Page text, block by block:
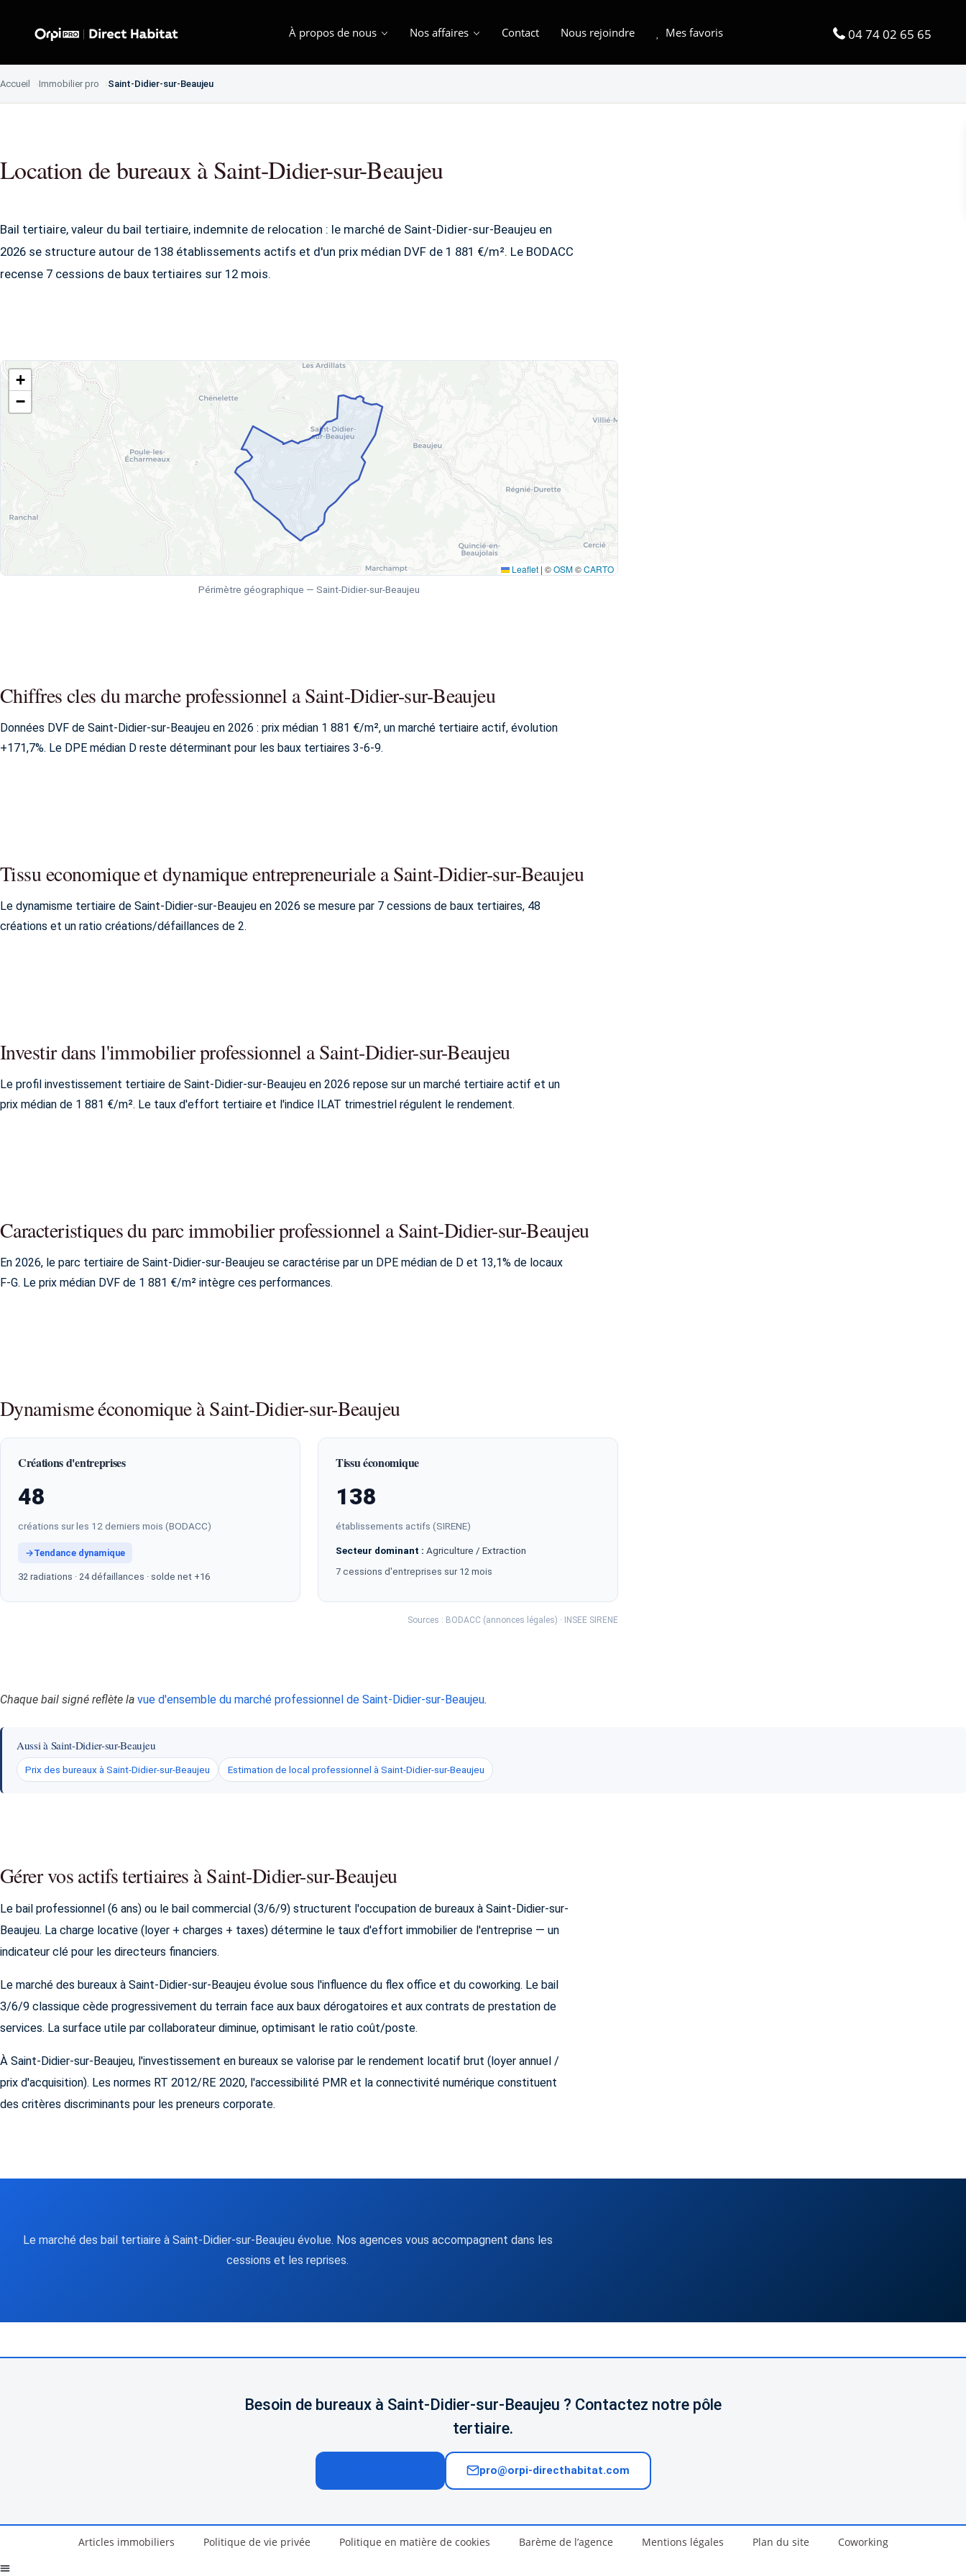
À propos de nous Nos affaires Contact Nous rejoindre Mes favoris 04 74 02 65 65
Accueil Immobilier pro Saint-Didier-sur-Beaujeu
Location de bureaux à Saint-Didier-sur-Beaujeu
Bail tertiaire, valeur du bail tertiaire, indemnite de relocation : le marché de Saint-Didier-sur-Beaujeu en
2026 se structure autour de 138 établissements actifs et d'un prix médian DVF de 1 881 €/m². Le BODACC
recense 7 cessions de baux tertiaires sur 12 mois.
+
−
Leaflet | ©OSM©CARTO
Périmètre géographique — Saint-Didier-sur-Beaujeu
Chiffres cles du marche professionnel a Saint-Didier-sur-Beaujeu
Données DVF de Saint-Didier-sur-Beaujeu en 2026 : prix médian 1 881 €/m², un marché tertiaire actif, évolution
+171,7%. Le DPE médian D reste déterminant pour les baux tertiaires 3-6-9.
Tissu economique et dynamique entrepreneuriale a Saint-Didier-sur-Beaujeu
Le dynamisme tertiaire de Saint-Didier-sur-Beaujeu en 2026 se mesure par 7 cessions de baux tertiaires, 48
créations et un ratio créations/défaillances de 2.
Investir dans l'immobilier professionnel a Saint-Didier-sur-Beaujeu
Le profil investissement tertiaire de Saint-Didier-sur-Beaujeu en 2026 repose sur un marché tertiaire actif et un
prix médian de 1 881 €/m². Le taux d'effort tertiaire et l'indice ILAT trimestriel régulent le rendement.
Caracteristiques du parc immobilier professionnel a Saint-Didier-sur-Beaujeu
En 2026, le parc tertiaire de Saint-Didier-sur-Beaujeu se caractérise par un DPE médian de D et 13,1% de locaux
F-G. Le prix médian DVF de 1 881 €/m² intègre ces performances.
Dynamisme économique à Saint-Didier-sur-Beaujeu
Créations d'entreprises
48
créations sur les 12 derniers mois (BODACC)
→Tendance dynamique
32 radiations · 24 défaillances · solde net +16
Tissu économique
138
établissements actifs (SIRENE)
Secteur dominant : Agriculture / Extraction
7 cessions d'entreprises sur 12 mois
Sources : BODACC (annonces légales) · INSEE SIRENE
Chaque bail signé reflète la vue d'ensemble du marché professionnel de Saint-Didier-sur-Beaujeu.
Aussi à Saint-Didier-sur-Beaujeu
Prix des bureaux à Saint-Didier-sur-Beaujeu Estimation de local professionnel à Saint-Didier-sur-Beaujeu
Gérer vos actifs tertiaires à Saint-Didier-sur-Beaujeu
Le bail professionnel (6 ans) ou le bail commercial (3/6/9) structurent l'occupation de bureaux à Saint-Didier-sur-
Beaujeu. La charge locative (loyer + charges + taxes) détermine le taux d'effort immobilier de l'entreprise — un
indicateur clé pour les directeurs financiers.
Le marché des bureaux à Saint-Didier-sur-Beaujeu évolue sous l'influence du flex office et du coworking. Le bail
3/6/9 classique cède progressivement du terrain face aux baux dérogatoires et aux contrats de prestation de
services. La surface utile par collaborateur diminue, optimisant le ratio coût/poste.
À Saint-Didier-sur-Beaujeu, l'investissement en bureaux se valorise par le rendement locatif brut (loyer annuel /
prix d'acquisition). Les normes RT 2012/RE 2020, l'accessibilité PMR et la connectivité numérique constituent
des critères discriminants pour les preneurs corporate.
Le marché des bail tertiaire à Saint-Didier-sur-Beaujeu évolue. Nos agences vous accompagnent dans les
cessions et les reprises.
Besoin de bureaux à Saint-Didier-sur-Beaujeu ? Contactez notre pôle
tertiaire.
pro@orpi-directhabitat.com
Articles immobiliers Politique de vie privée Politique en matière de cookies Barème de l’agence Mentions légales Plan du site Coworking